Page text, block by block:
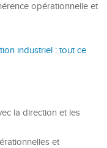
opérationnelle et
industriel : tout ce
la direction et les
et